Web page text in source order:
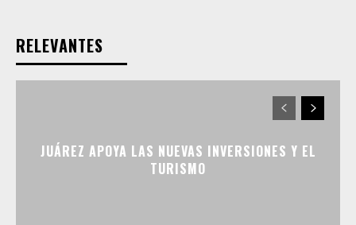
RELEVANTES
JUÁREZ APOYA LAS NUEVAS INVERSIONES Y EL
TURISMO